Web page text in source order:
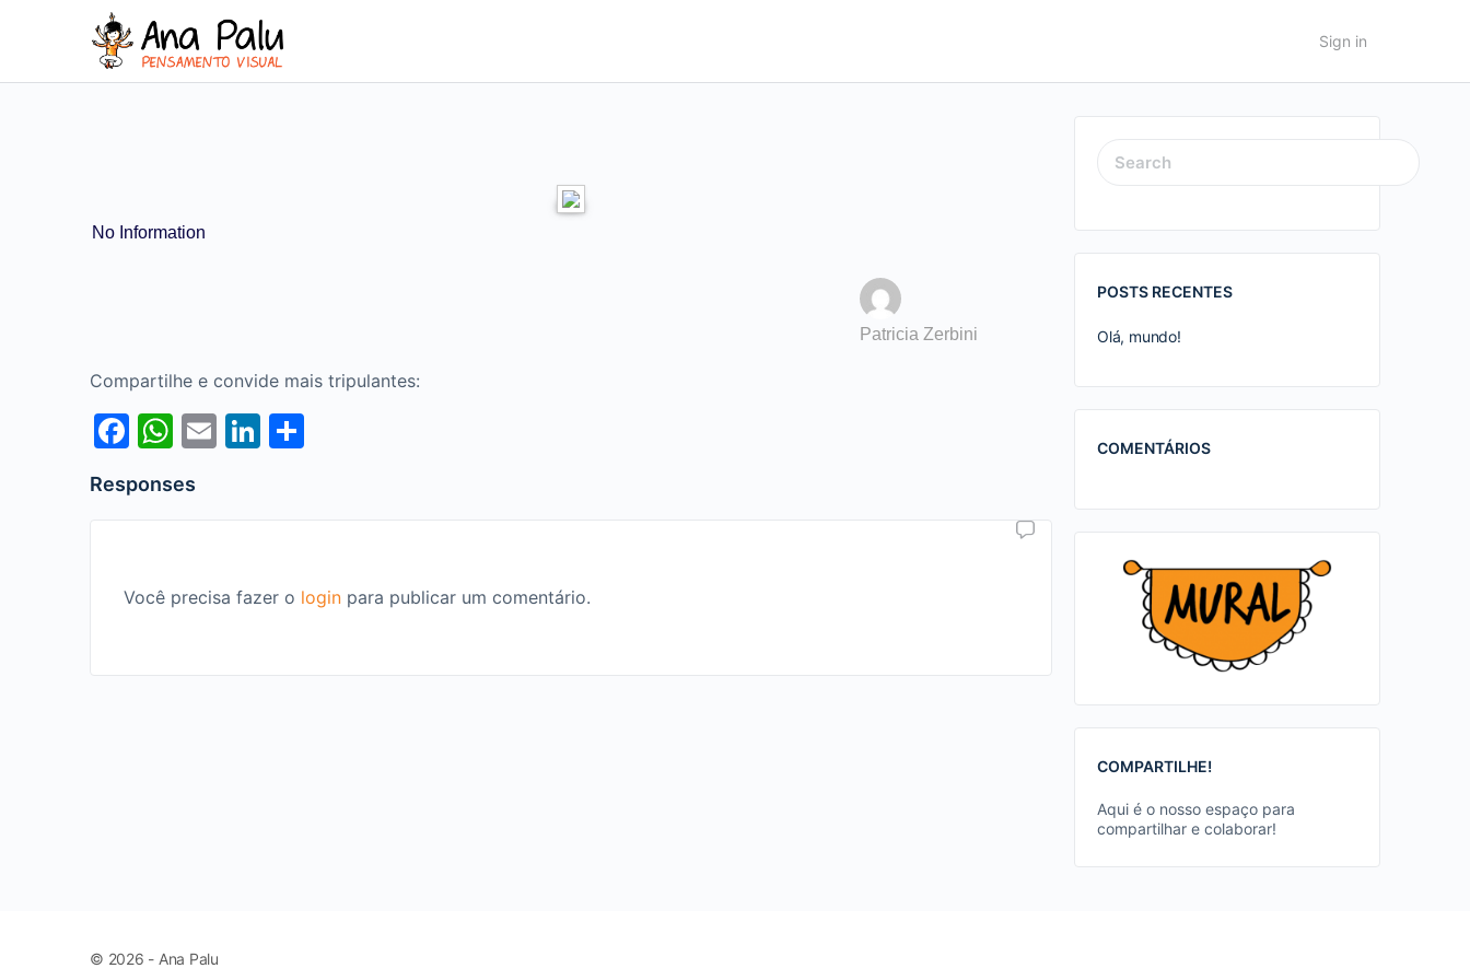
Sign in
No Information
Patricia Zerbini
Compartilhe e convide mais tripulantes:
Facebook
WhatsApp
EmailLinkedIn
Responses
Você precisa fazer o login para publicar um comentário.
SEARCH
FOR:
POSTS RECENTES
Olá, mundo!
COMENTÁRIOS
COMPARTILHE!
Aqui é o nosso espaço para
compartilhar e colaborar!
© 2026 - Ana Palu